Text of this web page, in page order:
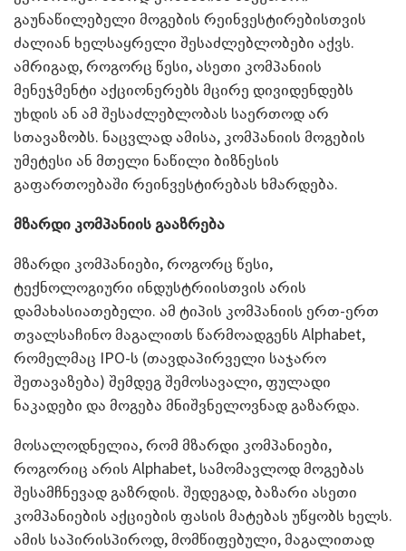
გაუნაწილებელი მოგების რეინვესტირებისთვის
ძალიან ხელსაყრელი შესაძლებლობები აქვს.
ამრიგად, როგორც წესი, ასეთი კომპანიის
მენეჯმენტი აქციონერებს მცირე დივიდენდებს
უხდის ან ამ შესაძლებლობას საერთოდ არ
სთავაზობს. ნაცვლად ამისა, კომპანიის მოგების
უმეტესი ან მთელი ნაწილი ბიზნესის
გაფართოებაში რეინვესტირებას ხმარდება.
მზარდი კომპანიის გააზრება
მზარდი კომპანიები, როგორც წესი,
ტექნოლოგიური ინდუსტრიისთვის არის
დამახასიათებელი. ამ ტიპის კომპანიის ერთ-ერთ
თვალსაჩინო მაგალითს წარმოადგენს Alphabet,
რომელმაც IPO-ს (თავდაპირველი საჯარო
შეთავაზება) შემდეგ შემოსავალი, ფულადი
ნაკადები და მოგება მნიშვნელოვნად გაზარდა.
მოსალოდნელია, რომ მზარდი კომპანიები,
როგორიც არის Alphabet, სამომავლოდ მოგებას
შესამჩნევად გაზრდის. შედეგად, ბაზარი ასეთი
კომპანიების აქციების ფასის მატებას უწყობს ხელს.
ამის საპირისპიროდ, მომწიფებული, მაგალითად